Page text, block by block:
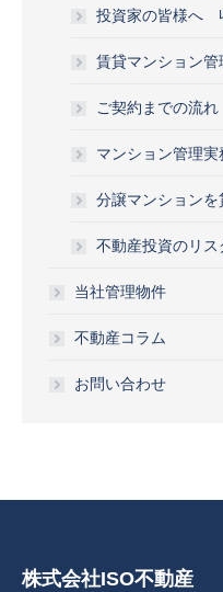
投資家の皆様へ
賃貸マンション管
ご契約までの流れ
マンション管理
分譲マンションを
不動産投資のリス
当社管理物件
不動産コラム
お問い合わせ
株式会社ISO不動産